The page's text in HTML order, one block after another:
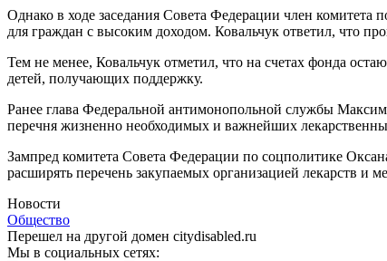
Однако в ходе заседания Совета Федерации член
для граждан с высоким доходом. Ковальчук ответил, что
Тем не менее, Ковальчук отметил, что на счетах фонда
детей, получающих поддержку.
Ранее глава Федеральной антимонопольной службы
перечня жизненно необходимых и важнейших
Зампред комитета Совета Федерации по соцполитике
расширять перечень закупаемых организацией лекарств и
Новости
Общество
Перешел на другой домен citydisabled.ru
Мы в социальных сетях: